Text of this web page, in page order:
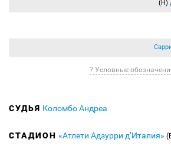
(Н)
? Условные
СУДЬЯ Коломбо Андреа
СТАДИОН «Атлети Адзурри д’Италия»